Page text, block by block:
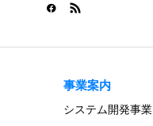
事業案内
システム開発事業